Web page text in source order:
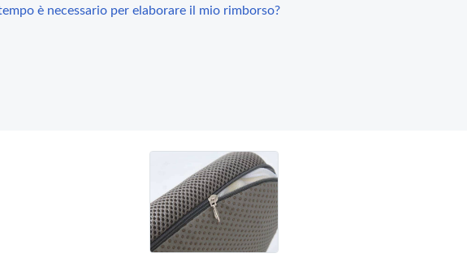
è necessario per elaborare il mio rimborso?